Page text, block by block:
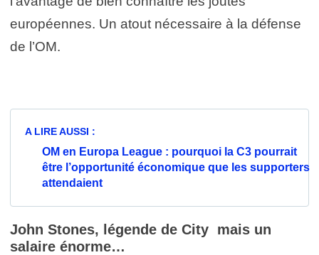
européennes. Un atout nécessaire à la défense
de l’OM.
A LIRE AUSSI :
OM en Europa League : pourquoi la C3 pourrait
être l’opportunité économique que les supporters
attendaient
John Stones, légende de City mais un
salaire énorme…